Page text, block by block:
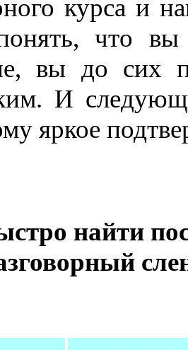
курса и
что
вы до сих
И
яркое
найти